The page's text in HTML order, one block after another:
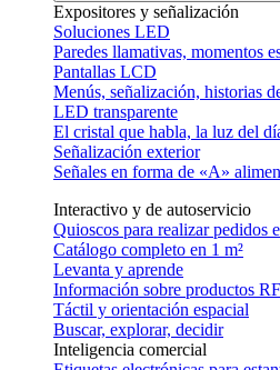
Expositores y señalización
Soluciones LED
Paredes llamativas, momentos
Pantallas LCD
Menús, señalización, historias
LED transparente
El cristal que habla, la luz del
Señalización exterior
Señales en forma de «A»
Interactivo y de autoservicio
Quioscos para realizar pedidos
Catálogo completo en 1 m²
Levanta y aprende
Información sobre productos
Táctil y orientación espacial
Buscar, explorar, decidir
Inteligencia comercial